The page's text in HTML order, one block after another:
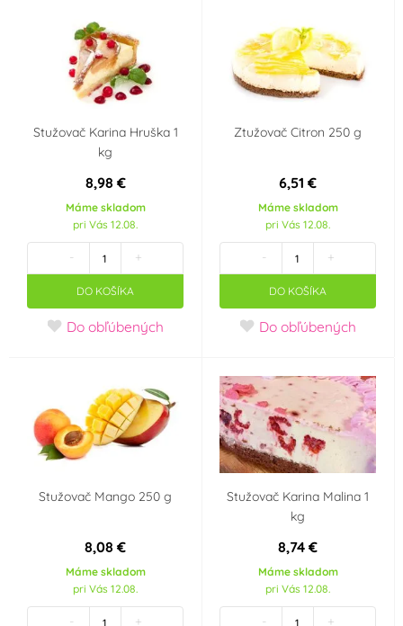
Stužovač Karina Hruška 1
kg
8,98 €
Máme skladom
pri Vás 12.08.
- +
DO KOŠÍKA
Do obľúbených
Ztužovač Citron 250 g
6,51 €
Máme skladom
pri Vás 12.08.
- +
DO KOŠÍKA
Do obľúbených
Stužovač Mango 250 g
8,08 €
Máme skladom
pri Vás 12.08.
- +
Stužovač Karina Malina 1
kg
8,74 €
Máme skladom
pri Vás 12.08.
- +